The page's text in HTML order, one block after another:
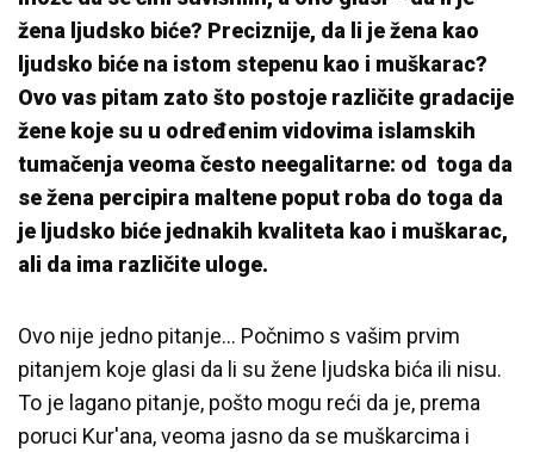
žena ljudsko biće? Preciznije, da li je žena kao
ljudsko biće na istom stepenu kao i muškarac?
Ovo vas pitam zato što postoje različite gradacije
žene koje su u određenim vidovima islamskih
tumačenja veoma često neegalitarne: od toga da
se žena percipira maltene poput roba do toga da
je ljudsko biće jednakih kvaliteta kao i muškarac,
ali da ima različite uloge.
Ovo nije jedno pitanje… Počnimo s vašim prvim
pitanjem koje glasi da li su žene ljudska bića ili nisu.
To je lagano pitanje, pošto mogu reći da je, prema
poruci Kur'ana, veoma jasno da se muškarcima i